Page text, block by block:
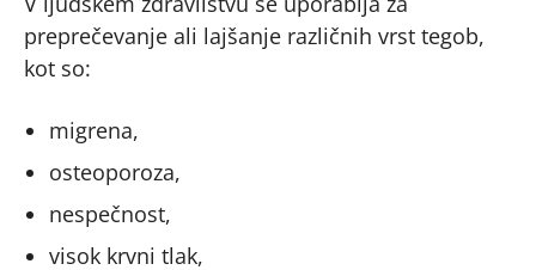
preprečevanje ali lajšanje različnih vrst tegob,
kot so:
migrena,
osteoporoza,
nespečnost,
visok krvni tlak,